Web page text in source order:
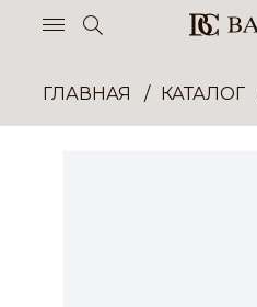
ГЛАВНАЯ КАТАЛОГ